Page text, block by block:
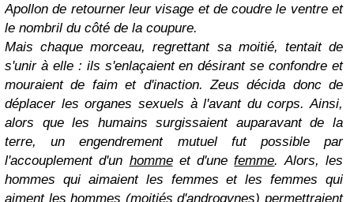
Apollon de retourner leur visage et de coudre le ventre et
le nombril du côté de la coupure.
Mais chaque morceau, regrettant sa moitié, tentait de
s'unir à elle : ils s'enlaçaient en désirant se confondre et
mouraient de faim et d'inaction. Zeus décida donc de
déplacer les organes sexuels à l'avant du corps. Ainsi,
alors que les humains surgissaient auparavant de la
terre, un engendrement mutuel fut possible par
l'accouplement d'un hommeet d'unefemme. Alors, les
hommes qui aimaient les femmes et les femmes qui
aiment les hommes (moitiés d'androgynes) permettraient